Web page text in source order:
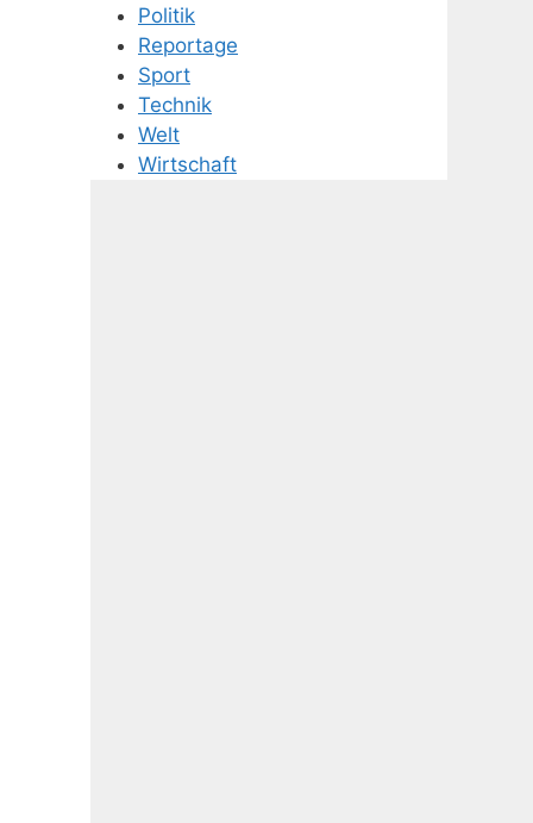
Politik
Reportage
Sport
Technik
Welt
Wirtschaft